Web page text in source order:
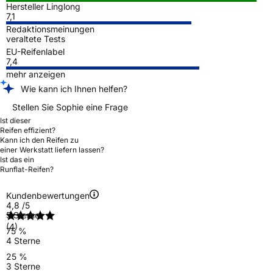
Hersteller Linglong
7,1
Redaktionsmeinungen
veraltete Tests
EU-Reifenlabel
7,4
mehr anzeigen
Wie kann ich Ihnen helfen?
Stellen Sie Sophie eine Frage
Ist dieser
Reifen effizient?
Kann ich den Reifen zu
einer Werkstatt liefern lassen?
Ist das ein
Runflat-Reifen?
Kundenbewertungen
4,8 /5
(4)
5 Sterne
75 %
4 Sterne
25 %
3 Sterne